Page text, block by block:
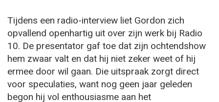
Tijdens een radio-interview liet Gordon zich
opvallend openhartig uit over zijn werk bij Radio
10. De presentator gaf toe dat zijn ochtendshow
hem zwaar valt en dat hij niet zeker weet of hij
ermee door wil gaan. Die uitspraak zorgt direct
voor speculaties, want nog geen jaar geleden
begon hij vol enthousiasme aan het